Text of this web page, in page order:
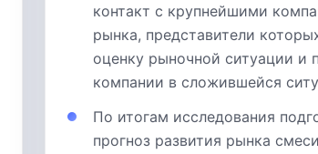
контакт с крупнейшими
рынка, представители
оценку рыночной ситуации и
компании в сложившейся
По итогам исследования
прогноз развития рынка